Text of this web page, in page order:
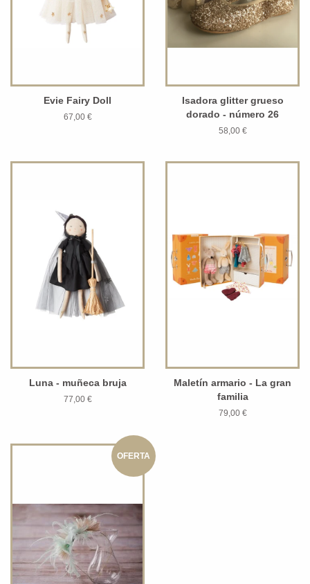
Evie Fairy Doll
67,00 €
Isadora glitter grueso
dorado - número 26
58,00 €
Luna - muñeca bruja
77,00 €
Maletín armario - La gran
familia
79,00 €
OFERTA